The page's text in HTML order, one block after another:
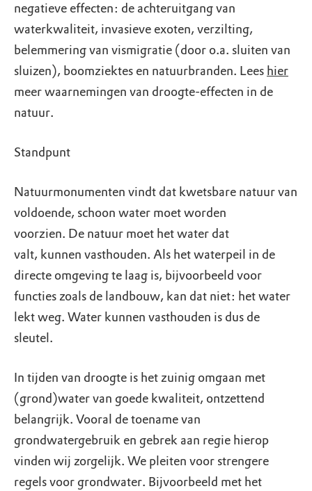
negatieve effecten: de achteruitgang van
waterkwaliteit, invasieve exoten, verzilting,
belemmering van vismigratie (door o.a. sluiten van
sluizen), boomziektes en natuurbranden. Lees hier
meer waarnemingen van droogte-effecten in de
natuur.
Standpunt
Natuurmonumenten vindt dat kwetsbare natuur van
voldoende, schoon water moet worden
voorzien. De natuur moet het water dat
valt, kunnen vasthouden. Als het waterpeil in de
directe omgeving te laag is, bijvoorbeeld voor
functies zoals de landbouw, kan dat niet: het water
lekt weg. Water kunnen vasthouden is dus de
sleutel.
In tijden van droogte is het zuinig omgaan met
(grond)water van goede kwaliteit, ontzettend
belangrijk. Vooral de toename van
grondwatergebruik en gebrek aan regie hierop
vinden wij zorgelijk. We pleiten voor strengere
regels voor grondwater. Bijvoorbeeld met het